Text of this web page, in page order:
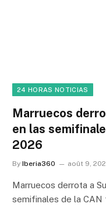
24 HORAS NOTICIAS
Marruecos
en las
2026
By Iberia360 août 9,
Marruecos derrota a
semifinales de la